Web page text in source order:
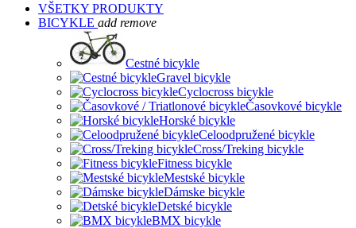
VŠETKY PRODUKTY
BICYKLE add remove
Cestné bicykle
Gravel bicykle
Cyclocross bicykle
Časovkové bicykle
Horské bicykle
Celoodpružené bicykle
Cross/Treking bicykle
Fitness bicykle
Mestské bicykle
Dámske bicykle
Detské bicykle
BMX bicykle